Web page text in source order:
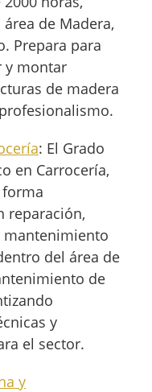
de Madera,
Prepara para
y montar
de madera
: El Grado
en Carrocería,
forma
reparación,
mantenimiento
del área de
de
y
el sector.
y